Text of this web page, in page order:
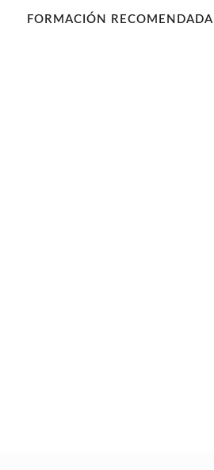
FORMACIÓN RECOMENDADA